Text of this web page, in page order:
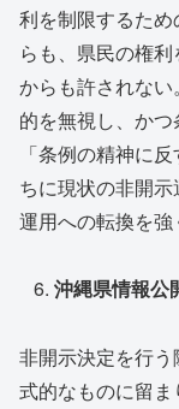
利を制限するた
らも、県民の権
からも許されな
的を無視し、か
「条例の精神に
ちに現状の非開
運用への転換を強
沖縄県情報公
非開示決定を行
式的なものに留